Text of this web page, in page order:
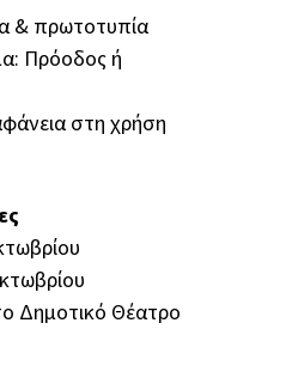
& πρωτοτυπία
Πρόοδος ή
στη χρήση
Δημοτικό Θέατρο